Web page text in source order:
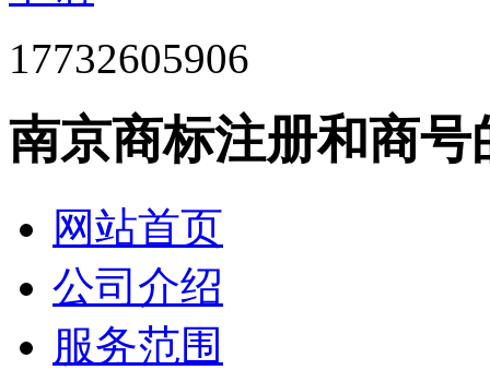
17732605906
南京商标注册和商号
网站首页
公司介绍
服务范围